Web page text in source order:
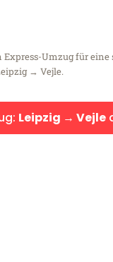
Express-Umzug für
→ Vejle.
Leipzig → Vejle